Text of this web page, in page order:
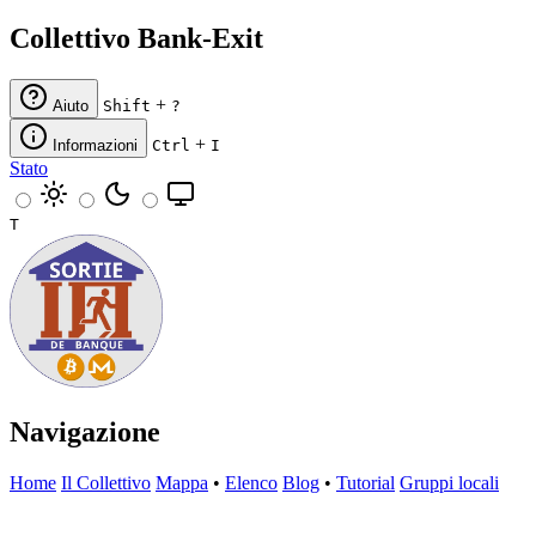
Collettivo Bank-Exit
Aiuto Shift + ?
Informazioni Ctrl + I
Stato
T
Navigazione
Home Il Collettivo Mappa • Elenco Blog • Tutorial Gruppi locali